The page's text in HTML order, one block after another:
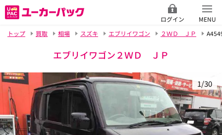
ログイン
MENU
トップ
買取 相場 スズキ エブリイワゴン ２ＷＤ ＪＰ
エブリイワゴン２ＷＤ ＪＰ
1/30